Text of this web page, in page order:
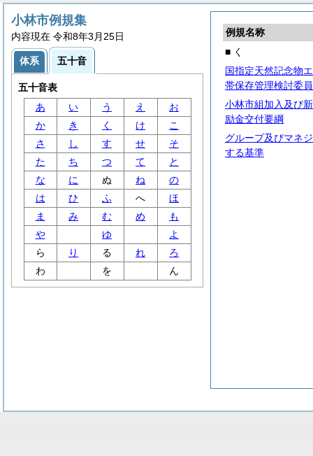
例規名称
■ く
国指定天然記念物
帯保存管理検討委
小林市組加入及び
励金交付要綱
グループ及びマネ
する基準
小林市例規集
内容現在 令和8年3月25日
体系 五十音
五十音表
あ
い う え
お
か
き く け
こ
さ
し す せ
そ
た
ち つ て
と
な
に ぬ ね
の
は
ひ ふ へ
ほ
ま
み む め
も
や
ゆ
よ
ら
り る れ
ろ
わ
を ん